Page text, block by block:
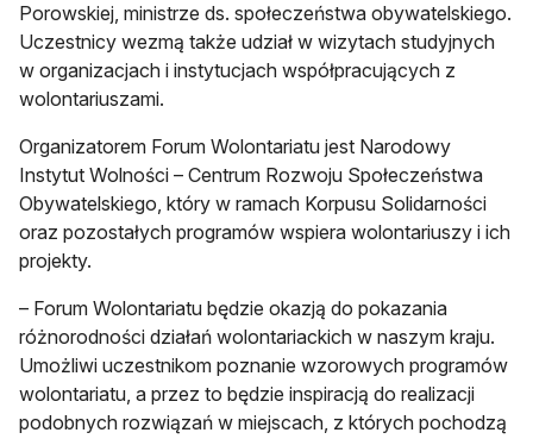
Porowskiej, ministrze ds. społeczeństwa obywatelskiego.
Uczestnicy wezmą także udział w wizytach studyjnych
w organizacjach i instytucjach współpracujących z
wolontariuszami.
Organizatorem Forum Wolontariatu jest Narodowy
Instytut Wolności – Centrum Rozwoju Społeczeństwa
Obywatelskiego, który w ramach Korpusu Solidarności
oraz pozostałych programów wspiera wolontariuszy i ich
projekty.
– Forum Wolontariatu będzie okazją do pokazania
różnorodności działań wolontariackich w naszym kraju.
Umożliwi uczestnikom poznanie wzorowych programów
wolontariatu, a przez to będzie inspiracją do realizacji
podobnych rozwiązań w miejscach, z których pochodzą